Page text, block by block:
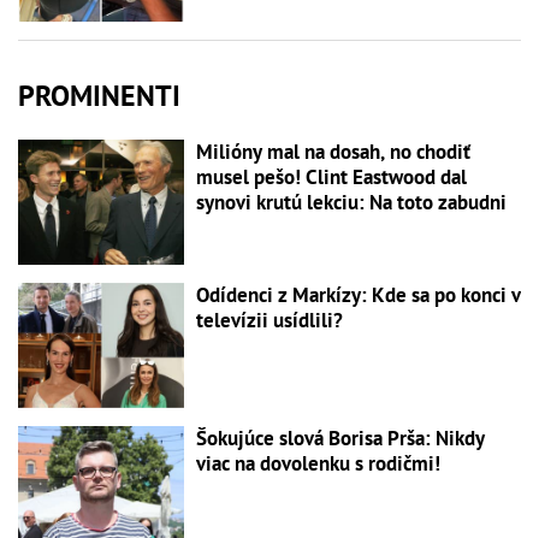
PROMINENTI
Milióny mal na dosah, no chodiť
musel pešo! Clint Eastwood dal
synovi krutú lekciu: Na toto zabudni
Odídenci z Markízy: Kde sa po konci v
televízii usídlili?
Šokujúce slová Borisa Prša: Nikdy
viac na dovolenku s rodičmi!